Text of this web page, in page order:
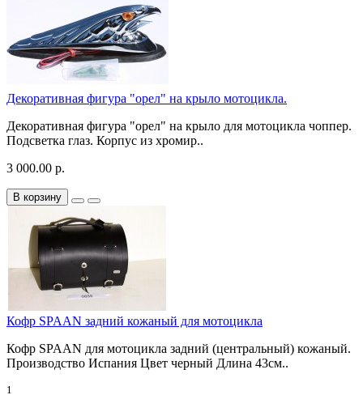
Декоративная фигура "орел" на крыло мотоцикла.
Декоративная фигура "орел" на крыло для мотоцикла чоппер.
Подсветка глаз. Корпус из хромир..
3 000.00 р.
В корзину
Кофр SPAAN задний кожаный для мотоцикла
Кофр SPAAN для мотоцикла задний (центральный) кожаный.
Производство Испания Цвет черный Длина 43см..
1